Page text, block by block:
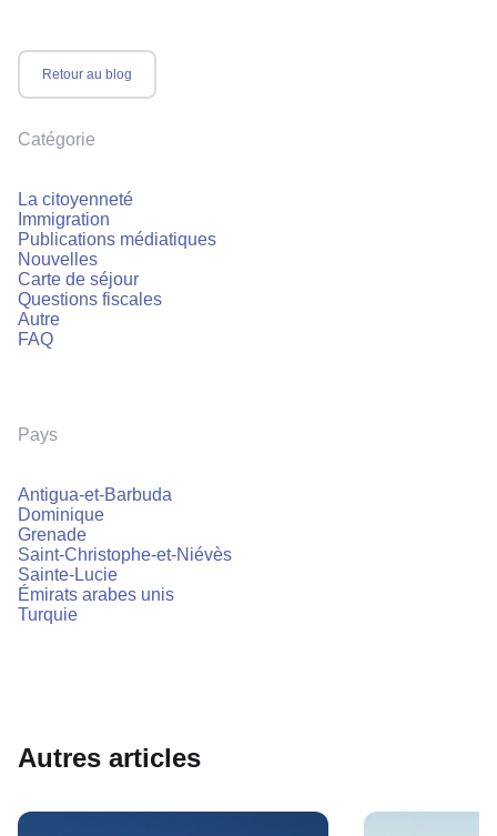
Retour au blog
Catégorie
La citoyenneté
Immigration
Publications médiatiques
Nouvelles
Carte de séjour
Questions fiscales
Autre
FAQ
Pays
Antigua-et-Barbuda
Dominique
Grenade
Saint-Christophe-et-Niévès
Sainte-Lucie
Émirats arabes unis
Turquie
Autres articles